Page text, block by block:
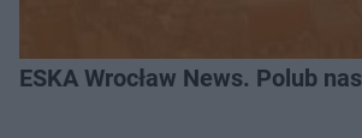
ESKA Wrocław News. Polub